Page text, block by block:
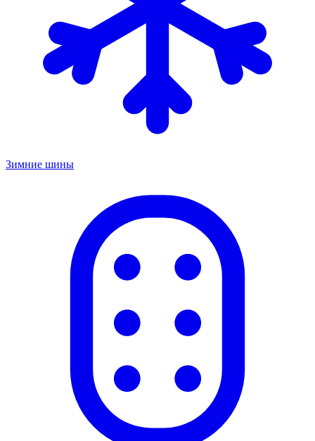
Зимние шины